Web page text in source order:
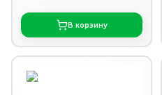
В корзину